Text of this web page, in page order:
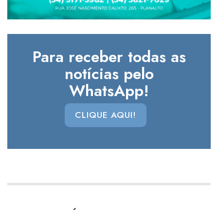
Para receber todas as
notícias pelo
WhatsApp!
CLIQUE AQUI!